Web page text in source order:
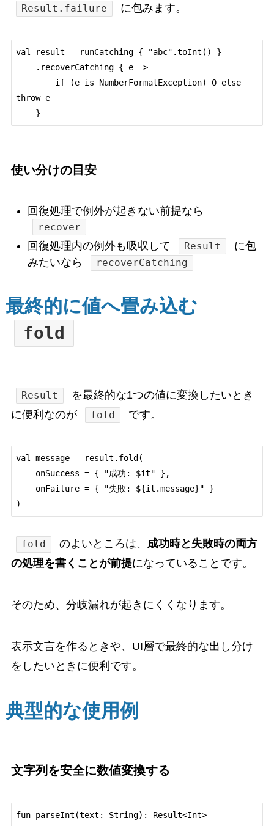
Result.failure に包みます。
val result = runCatching { "abc".toInt() }
throw e
使い分けの目安
回復処理で例外が起きない前提なら
recover
回復処理内の例外も吸収して Result
に包
みたいなら
recoverCatching
最終的に値へ畳み込む
fold
Result
を最終的な1つの値に変換したいとき
に便利なのが
fold です。
val message = result.fold(
fold のよいところは、 成功時と失敗時の両方
の処理を書くことが前提になっていることです。
そのため、分岐漏れが起きにくくなります。
表示文言を作るときや、UI層で最終的な出し分け
をしたいときに便利です。
典型的な使用例
文字列を安全に数値変換する
fun parseInt(text: String): Result<Int> =